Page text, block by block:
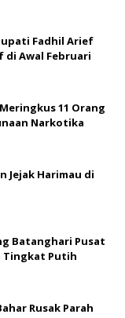
Fadhil Arief
di Awal Februari
11 Orang
Narkotika
Jejak Harimau di
Batanghari Pusat
Tingkat Putih
Rusak Parah